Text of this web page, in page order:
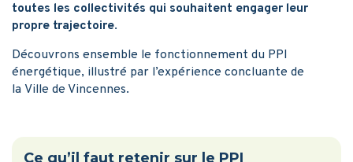
toutes les collectivités qui souhaitent engager leur
propre trajectoire.
Découvrons ensemble le fonctionnement du PPI
énergétique, illustré par l’expérience concluante de
la Ville de Vincennes.
Ce qu’il faut retenir sur le PPI